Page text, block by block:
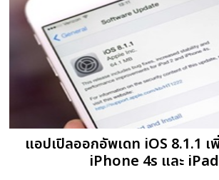
แอปเปิลออกอัพเดท iOS 8.1.1 เ
iPhone 4s และ